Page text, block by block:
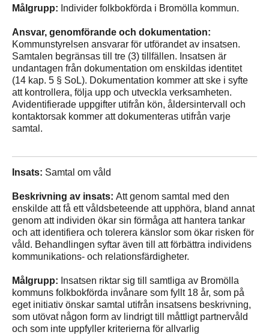
Målgrupp: Individer folkbokförda i Bromölla kommun.
Ansvar, genomförande och dokumentation:
Kommunstyrelsen ansvarar för utförandet av insatsen.
Samtalen begränsas till tre (3) tillfällen. Insatsen är
undantagen från dokumentation om enskildas identitet
(14 kap. 5 § SoL). Dokumentation kommer att ske i syfte
att kontrollera, följa upp och utveckla verksamheten.
Avidentifierade uppgifter utifrån kön, åldersintervall och
kontaktorsak kommer att dokumenteras utifrån varje
samtal.
Insats: Samtal om våld
Beskrivning av insats: Att genom samtal med den
enskilde att få ett våldsbeteende att upphöra, bland annat
genom att individen ökar sin förmåga att hantera tankar
och att identifiera och tolerera känslor som ökar risken för
våld. Behandlingen syftar även till att förbättra individens
kommunikations- och relationsfärdigheter.
Målgrupp: Insatsen riktar sig till samtliga av Bromölla
kommuns folkbokförda invånare som fyllt 18 år, som på
eget initiativ önskar samtal utifrån insatsens beskrivning,
som utövat någon form av lindrigt till måttligt partnervåld
och som inte uppfyller kriterierna för allvarlig